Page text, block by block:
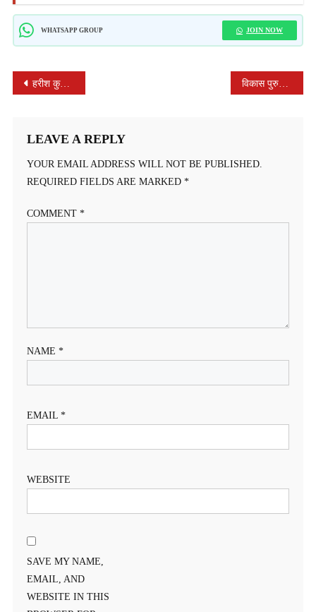
WHATSAPP GROUP JOIN NOW
POST
हरीश कुमार यादव केसरिया हिंदू वाहिनी के जिला संयुक्त मंत्री नियुक्त !
LEAVE A REPLY
YOUR EMAIL ADDRESS WILL NOT BE PUBLISHED.
REQUIRED FIELDS ARE MARKED *
COMMENT *
NAME *
EMAIL *
WEBSITE
SAVE MY NAME,
EMAIL, AND
WEBSITE IN THIS